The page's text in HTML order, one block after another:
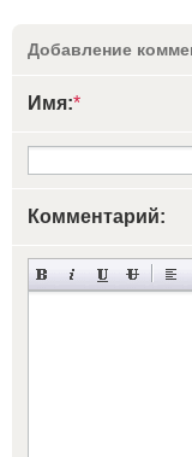
Добавление
Имя:*
Комментарий: